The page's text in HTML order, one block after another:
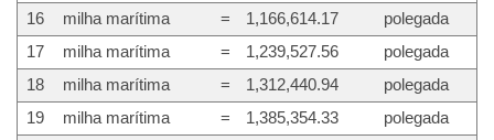
16
milha marítima = 1,166,614.17
polegada
17
milha marítima = 1,239,527.56
polegada
18
milha marítima = 1,312,440.94
polegada
19
milha marítima = 1,385,354.33
polegada